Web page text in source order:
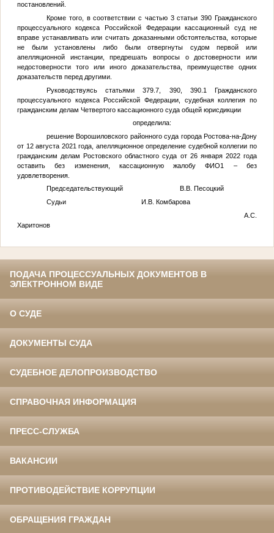
постановлений.
Кроме того, в соответствии с частью 3 статьи 390 Гражданского
процессуального кодекса Российской Федерации кассационный суд не
вправе устанавливать или считать доказанными обстоятельства, которые
не были установлены либо были отвергнуты судом первой или
апелляционной инстанции, предрешать вопросы о достоверности или
недостоверности того или иного доказательства, преимуществе одних
доказательств перед другими.
Руководствуясь статьями 379.7, 390, 390.1 Гражданского
процессуального кодекса Российской Федерации, судебная коллегия по
гражданским делам Четвертого кассационного суда общей юрисдикции
определила:
решение Ворошиловского районного суда города Ростова-на-Дону
от 12 августа 2021 года, апелляционное определение судебной коллегии по
гражданским делам Ростовского областного суда от 26 января 2022 года
оставить без изменения, кассационную жалобуФИО1
– без
удовлетворения.
Председательствующий В.В. Песоцкий
Судьи И.В. Комбарова
А.С.
Харитонов
ПОДАЧА ПРОЦЕССУАЛЬНЫХ ДОКУМЕНТОВ В
ЭЛЕКТРОННОМ ВИДЕ
О СУДЕ
ДОКУМЕНТЫ СУДА
СУДЕБНОЕ ДЕЛОПРОИЗВОДСТВО
СПРАВОЧНАЯ ИНФОРМАЦИЯ
ПРЕСС-СЛУЖБА
ВАКАНСИИ
ПРОТИВОДЕЙСТВИЕ КОРРУПЦИИ
ОБРАЩЕНИЯ ГРАЖДАН